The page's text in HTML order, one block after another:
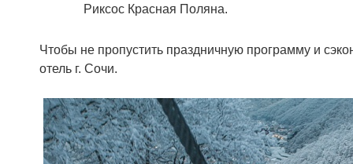
Риксос Красная Поляна.
Чтобы не пропустить праздничную программу и
отель г. Сочи.